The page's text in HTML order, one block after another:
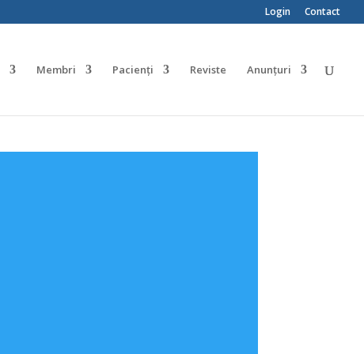
Login Contact
Membri Pacienți Reviste Anunțuri